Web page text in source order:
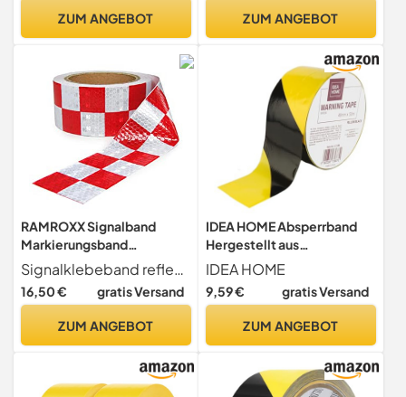
Schwarz, Warnaufkleber
Warnmarkierung Sicherheit
ZUM ANGEBOT
Böden innen und außen 50
ZUM ANGEBOT
RAMROXX Signalband
Markierungsband
Absperrband selbstklebend
reflektierend kariert 60m
Signalklebeband reflektierend selbstklebend Muster kariert Farbe rot weiß Breite 5 cm Länge 60 Meter (Sie erhalten 6 Rollen a 10 Meter) Hochwertig und sehr robust Durch die selbstklebende Rückseite einfach und schnell anzubringen Zusätzliche Sicherheit durch die reflektierende Oberfläche - dadurch auch nachts beim Anleuchten sehr gut erkennbar Ideal zum markieren von Gefahren- und Unfallstellen, Hindernissen, Treppenkanten, u.s.w.
16,50 € gratis Versand
ZUM ANGEBOT
IDEA HOME Absperrband
Hergestellt aus
Niederdruck - Polyethylen
LDPE Maße: 50 m Länge x
48 mm Breite Signalband
Sicherheitsbereichen
IDEA HOME
9,59 € gratis Versand
ZUM ANGEBOT